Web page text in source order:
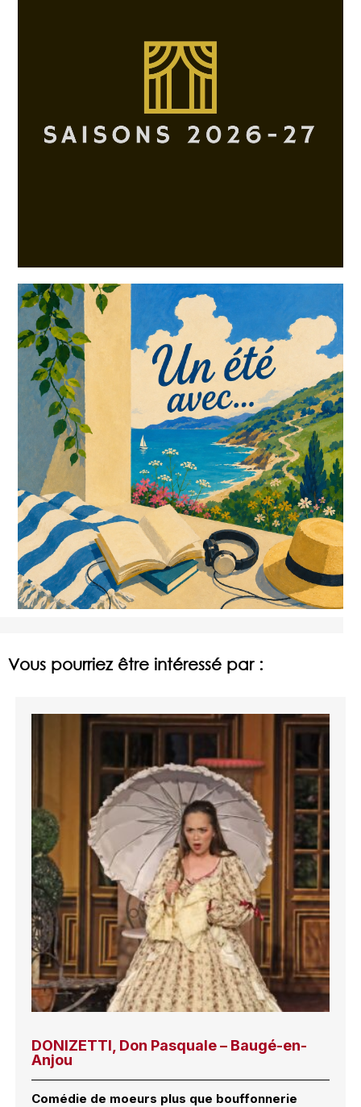
Vous pourriez être intéressé par :
DONIZETTI, Don Pasquale – Baugé-en-
Anjou
Comédie de moeurs plus que bouffonnerie